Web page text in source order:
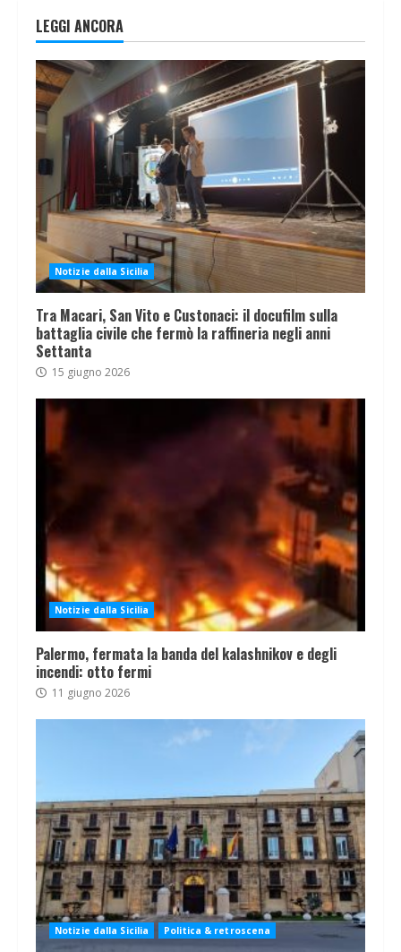
LEGGI ANCORA
Notizie dalla Sicilia
Tra Macari, San Vito e Custonaci: il docufilm sulla
battaglia civile che fermò la raffineria negli anni
Settanta
15 giugno 2026
Notizie dalla Sicilia
Palermo, fermata la banda del kalashnikov e degli
incendi: otto fermi
11 giugno 2026
Notizie dalla Sicilia Politica & retroscena